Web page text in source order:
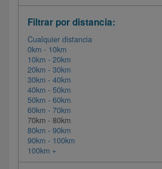
Filtrar por distancia:
Cualquier distancia
0km - 10km
10km - 20km
20km - 30km
30km - 40km
40km - 50km
50km - 60km
60km - 70km
70km - 80km
80km - 90km
90km - 100km
100km +